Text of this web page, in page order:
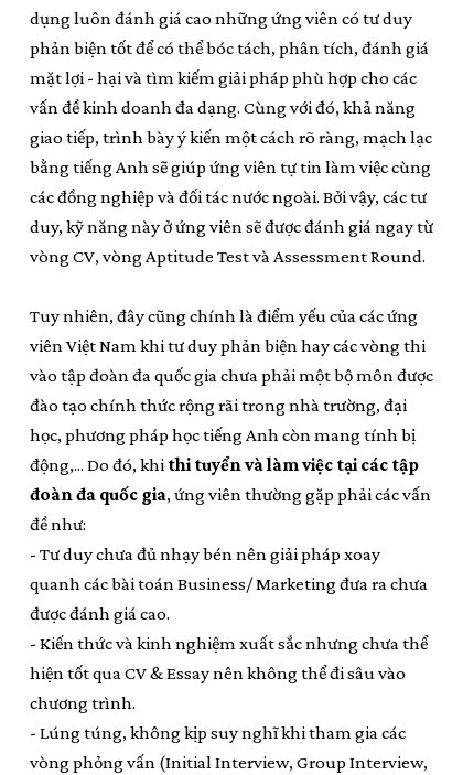
dụng luôn đánh giá cao những ứng viên có tư duy
phản biện tốt để có thể bóc tách, phân tích, đánh giá
mặt lợi - hại và tìm kiếm giải pháp phù hợp cho các
vấn đề kinh doanh đa dạng. Cùng với đó, khả năng
giao tiếp, trình bày ý kiến một cách rõ ràng, mạch lạc
bằng tiếng Anh sẽ giúp ứng viên tự tin làm việc cùng
các đồng nghiệp và đối tác nước ngoài. Bởi vậy, các tư
duy, kỹ năng này ở ứng viên sẽ được đánh giá ngay từ
vòng CV, vòng Aptitude Test và Assessment Round.
Tuy nhiên, đây cũng chính là điểm yếu của các ứng
viên Việt Nam khi tư duy phản biện hay các vòng thi
vào tập đoàn đa quốc gia chưa phải một bộ môn được
đào tạo chính thức rộng rãi trong nhà trường, đại
học, phương pháp học tiếng Anh còn mang tính bị
động,... Do đó, khi thi tuyển và làm việc tại các tập
đoàn đa quốc gia, ứng viên thường gặp phải các vấn
đề như:
- Tư duy chưa đủ nhạy bén nên giải pháp xoay
quanh các bài toán Business/ Marketing đưa ra chưa
được đánh giá cao.
- Kiến thức và kinh nghiệm xuất sắc nhưng chưa thể
hiện tốt qua CV & Essay nên không thể đi sâu vào
chương trình.
- Lúng túng, không kịp suy nghĩ khi tham gia các
vòng phỏng vấn (Initial Interview, Group Interview,